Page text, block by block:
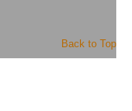
Back to Top